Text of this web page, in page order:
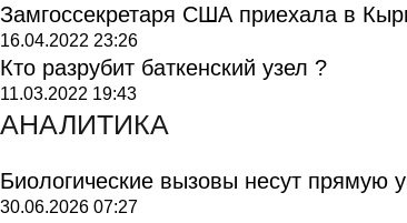
Замгоссекретаря США приехала в
16.04.2022 23:26
Кто разрубит баткенский узел ?
11.03.2022 19:43
АНАЛИТИКА
Биологические вызовы несут прямую
30.06.2026 07:27